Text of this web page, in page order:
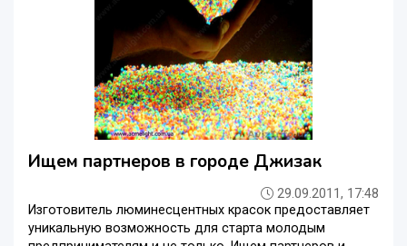
Ищем партнеров в городе Джизак
29.09.2011, 17:48
Изготовитель люминесцентных красок предоставляет
уникальную возможность для старта молодым